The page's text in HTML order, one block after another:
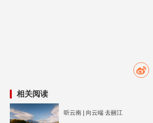
相关阅读
听云南 | 向云端 去丽江